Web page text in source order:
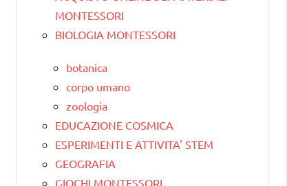
MONTESSORI
BIOLOGIA MONTESSORI
botanica
corpo umano
zoologia
EDUCAZIONE COSMICA
ESPERIMENTI E ATTIVITA' STEM
GEOGRAFIA
GIOCHI MONTESSORI